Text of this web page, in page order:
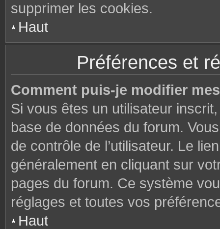
supprimer les cookies.
Haut
Préférences et
Comment puis-je modifier
Si vous êtes un utilisateur
base de données du forum.
de contrôle de l’utilisateur. Le
généralement en cliquant sur
pages du forum. Ce système
réglages et toutes vos
Haut